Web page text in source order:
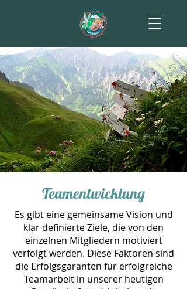
Teamentwicklung
Es gibt eine gemeinsame Vision und
klar definierte Ziele, die von den
einzelnen Mitgliedern motiviert
verfolgt werden. Diese Faktoren sind
die Erfolgsgaranten für erfolgreiche
Teamarbeit in unserer heutigen